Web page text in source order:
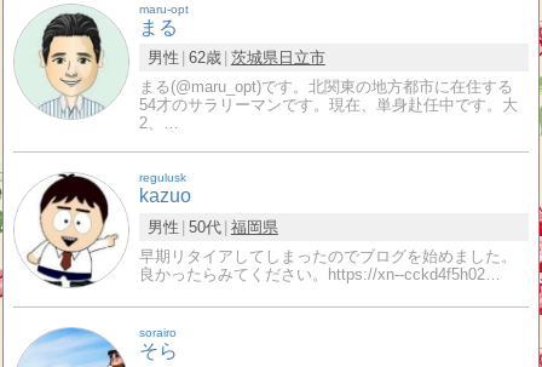
maru-opt
まる
男性 62歳 茨城県日立市
まる(@maru_opt)です。北関東の地方都市に在住する
54才のサラリーマンです。現在、単身赴任中です。大
2、…
regulusk
kazuo
男性 50代 福岡県
早期リタイアしてしまったのでブログを始めました。
良かったらみてください。https://xn--cckd4f5h02…
sorairo
そら